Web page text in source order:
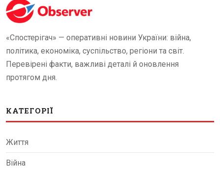
«Спостерігач» — оперативні новини України: війна,
політика, економіка, суспільство, регіони та світ.
Перевірені факти, важливі деталі й оновлення
протягом дня.
КАТЕГОРІЇ
Життя
Війна